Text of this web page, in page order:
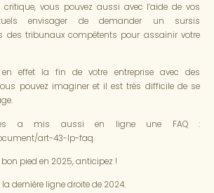
vous pouvez aussi avec l’aide de vos
envisager de demander un sursis
des tribunaux compétents pour assainir votre
effet la fin de votre entreprise avec des
pouvez imaginer et il est très difficile de se
a mis aussi en ligne une FAQ :
art-43-lp-faq.
pied en 2025, anticipez !
dernière ligne droite de 2024.